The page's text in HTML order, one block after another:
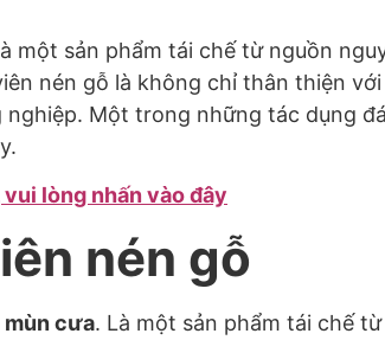
một sản phẩm tái chế từ nguồn
nén gỗ là không chỉ thân thiện
Một trong những tác dụng
lòng nhấn vào đây
nén gỗ
cưa. Là một sản phẩm tái chế